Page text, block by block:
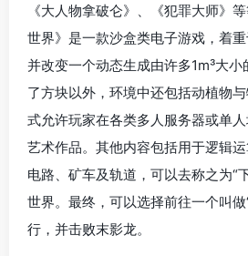
《大人物拿破仑》、《犯罪大师》
世界》是一款沙盒类电子游戏，着
并改变一个动态生成由许多1m³大
了方块以外，环境中还包括动植物
式允许玩家在各类多人服务器或单
艺术作品。其他内容包括用于逻辑
电路、矿车及轨道，可以去称之为“
世界。最终，可以选择前往一个叫
行，并击败末影龙。